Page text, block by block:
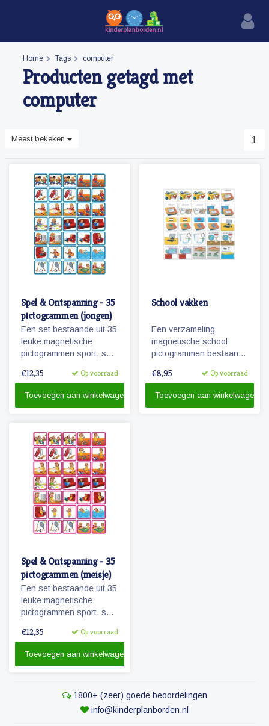
Home Tags computer
Producten getagd met
computer
Meest bekeken 1
Spel & Ontspanning - 35
pictogrammen (jongen)
Een set bestaande uit 35
leuke magnetische
pictogrammen sport, spel
Wanneer je zwemles
planbord!
€12,35 Op voorraad
Toevoegen aan winkelwagen
School vakken
Een verzameling
magnetische school
pictogrammen bestaande
de basisschool worden
€8,95 Op voorraad
Toevoegen aan winkelwagen
Spel & Ontspanning - 35
pictogrammen (meisje)
Een set bestaande uit 35
leuke magnetische
pictogrammen sport, spel
Wanneer je zwemles
planbord!
€12,35 Op voorraad
Toevoegen aan winkelwagen
1800+ (zeer) goede beoordelingen
info@kinderplanborden.nl